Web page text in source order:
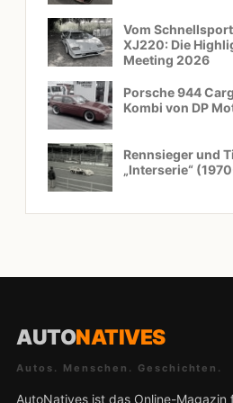
Vom
XJ220: Die
Meeting 2026
Porsche 944
Kombi von DP
Rennsieger und
„Interserie“
AUTONATIVES
Autos. Menschen. Geschichten.
AutoNatives ist das Online-Magazin